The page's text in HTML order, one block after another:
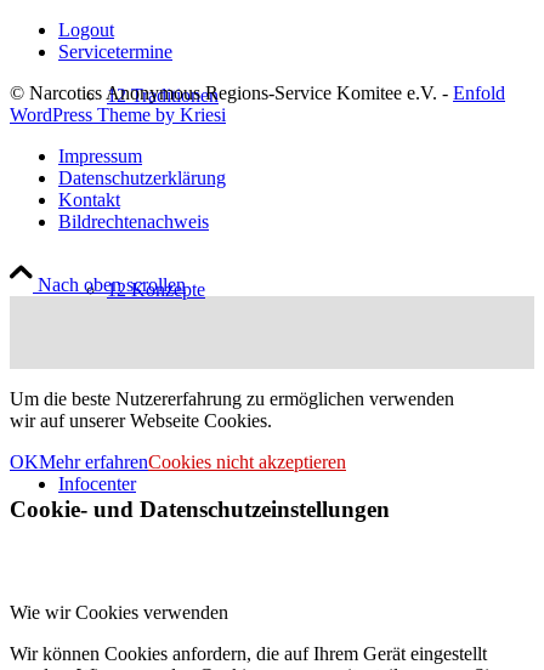
12 Traditionen
12 Konzepte
Infocenter
Logout
Servicetermine
© Narcotics Anonymous Regions-Service Komitee e.V. - Enfold
WordPress Theme by Kriesi
Impressum
Datenschutzerklärung
Kontakt
Bildrechtenachweis
Nach oben scrollen
Um die beste Nutzererfahrung zu ermöglichen verwenden
wir auf unserer Webseite Cookies.
OKMehr erfahrenCookies nicht akzeptieren
Cookie- und Datenschutzeinstellungen
Wie wir Cookies verwenden
Wir können Cookies anfordern, die auf Ihrem Gerät eingestellt